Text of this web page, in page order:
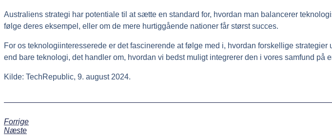
Australiens strategi har potentiale til at sætte en standard for, hvordan man balancerer
følge deres eksempel, eller om de mere hurtiggående nationer får størst succes.
For os teknologiinteresserede er det fascinerende at følge med i, hvordan forskellige
end bare teknologi, det handler om, hvordan vi bedst muligt integrerer den i vores samfund på
Kilde: TechRepublic, 9. august 2024.
Forrige
Næste